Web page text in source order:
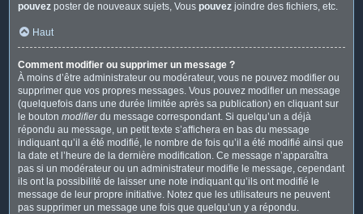
pouvez poster de nouveaux sujets, Vous pouvez joindre des fichiers, etc.
Haut
Comment modifier ou supprimer un message ?
À moins d’être administrateur ou modérateur, vous ne pouvez modifier ou
supprimer que vos propres messages. Vous pouvez modifier un message
(quelquefois dans une durée limitée après sa publication) en cliquant sur
le bouton modifierdu message correspondant. Si quelqu’un a déjà
répondu au message, un petit texte s’affichera en bas du message
indiquant qu’il a été modifié, le nombre de fois qu’il a été modifié ainsi que
la date et l’heure de la dernière modification. Ce message n’apparaîtra
pas si un modérateur ou un administrateur modifie le message, cependant
ils ont la possibilité de laisser une note indiquant qu’ils ont modifié le
message de leur propre initiative. Notez que les utilisateurs ne peuvent
pas supprimer un message une fois que quelqu’un y a répondu.